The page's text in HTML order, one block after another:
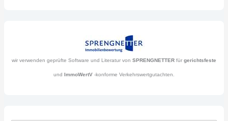
wir verwenden geprüfte Software und Literatur von SPRENGNETTER für gerichtsfeste
und ImmoWertV -konforme Verkehrswertgutachten.